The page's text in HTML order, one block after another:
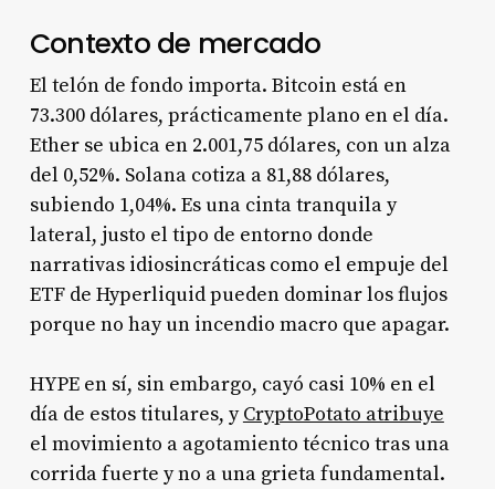
Contexto de mercado
El telón de fondo importa. Bitcoin está en
73.300 dólares, prácticamente plano en el día.
Ether se ubica en 2.001,75 dólares, con un alza
del 0,52%. Solana cotiza a 81,88 dólares,
subiendo 1,04%. Es una cinta tranquila y
lateral, justo el tipo de entorno donde
narrativas idiosincráticas como el empuje del
ETF de Hyperliquid pueden dominar los flujos
porque no hay un incendio macro que apagar.
HYPE en sí, sin embargo, cayó casi 10% en el
día de estos titulares, yCryptoPotato atribuye
el movimiento a agotamiento técnico tras una
corrida fuerte y no a una grieta fundamental.